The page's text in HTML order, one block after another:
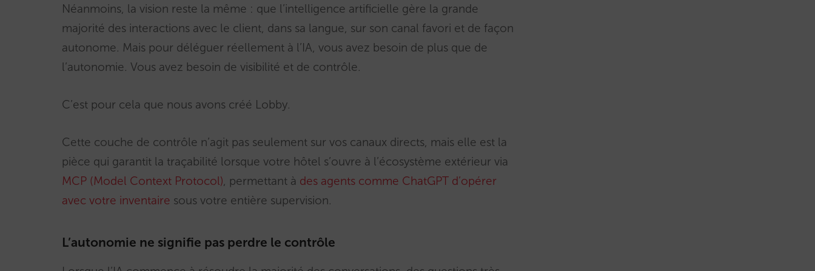
Néanmoins, la vision reste la même : que l’intelligence artificielle gère la grande
majorité des interactions avec le client, dans sa langue, sur son canal favori et de façon
autonome. Mais pour déléguer réellement à l’IA, vous avez besoin de plus que de
l’autonomie. Vous avez besoin de visibilité et de contrôle.
C’est pour cela que nous avons créé Lobby.
Cette couche de contrôle n’agit pas seulement sur vos canaux directs, mais elle est la
pièce qui garantit la traçabilité lorsque votre hôtel s’ouvre à l’écosystème extérieur via
MCP (Model Context Protocol), permettant à des agents comme ChatGPT d’opérer
avec votre inventaire sous votre entière supervision.
L’autonomie ne signifie pas perdre le contrôle